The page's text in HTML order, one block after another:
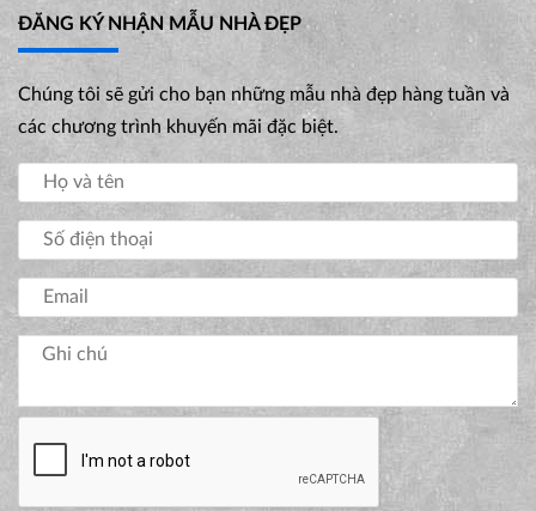
ĐĂNG KÝ NHẬN MẪU NHÀ ĐẸP
Chúng tôi sẽ gửi cho bạn những mẫu nhà đẹp hàng tuần và
các chương trình khuyến mãi đặc biệt.